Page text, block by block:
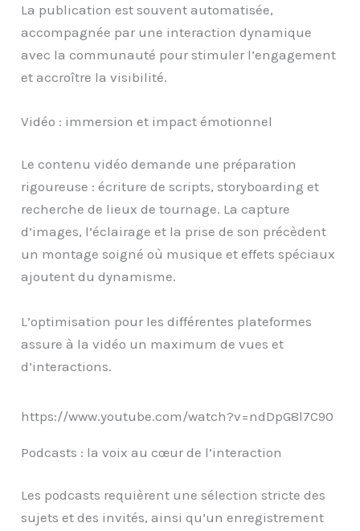
La publication est souvent automatisée,
accompagnée par une interaction dynamique
avec la communauté pour stimuler l’engagement
et accroître la visibilité.
Vidéo : immersion et impact émotionnel
Le contenu vidéo demande une préparation
rigoureuse : écriture de scripts, storyboarding et
recherche de lieux de tournage. La capture
d’images, l’éclairage et la prise de son précèdent
un montage soigné où musique et effets spéciaux
ajoutent du dynamisme.
L’optimisation pour les différentes plateformes
assure à la vidéo un maximum de vues et
d’interactions.
https://www.youtube.com/watch?v=ndDpG8l7C90
Podcasts : la voix au cœur de l’interaction
Les podcasts requièrent une sélection stricte des
sujets et des invités, ainsi qu’un enregistrement